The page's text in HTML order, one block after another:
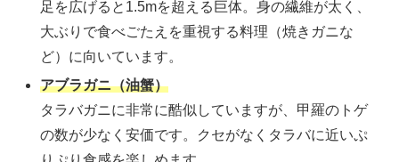
足を広げると1.5mを超える巨体。身の繊維が太く、
大ぶりで食べごたえを重視する料理（焼きガニな
ど）に向いています。
アブラガニ（油蟹）
タラバガニに非常に酷似していますが、甲羅のトゲ
の数が少なく安価です。クセがなくタラバに近いぷ